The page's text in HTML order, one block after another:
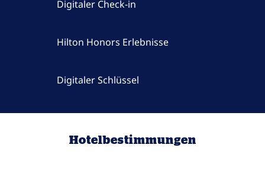
Digitaler Check-in
Hilton Honors Erlebnisse
Digitaler Schlüssel
Hotelbestimmungen